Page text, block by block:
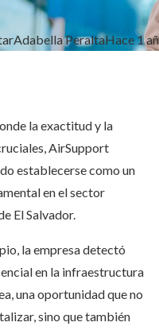
Adabella PeraltaHace 1
la exactitud y la
AirSupport
establecerse como un
en el sector
El Salvador.
la empresa detectó
en la infraestructura
una oportunidad que no
sino que también